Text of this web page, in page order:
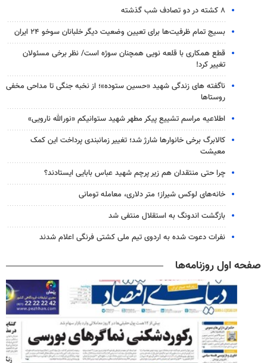
۸ کشته در دو تصادف شب گذشته
بسیج تمام ظرفیت‌ها برای تعیین وضعیت دیگر خلبانان سوخو ۲۴ ایران
قطع همکاری با قلعه نویی همچنان سوژه است/ نظر برخی مسئولان
تغییر کرد!
ناگفته های زندگی شهید «حسین ستوده»؛ از نخبه جنگی تا مداحی مخفی
روستاها
اطلاعیه مراسم تشییع پیکر مطهر شهید ستوانیکم «نورالله نارویی»
کالابرگ برخی خانوارها شارژ شد؛ تغییر زمانبندی پرداخت این کمک
معیشت
چرا حتی منتقدان هم زیر پرچم شهید عباس بابایی ایستادند؟
خانه‌های لوکس شیراز؛ متر دلاری، معامله تومانی
بازگشت اندونگ به استقلال منتفی شد
نفرات دعوت شده به اردوی تیم ملی کشتی فرنگی اعلام شدند
صفحه اول روزنامه‌ها